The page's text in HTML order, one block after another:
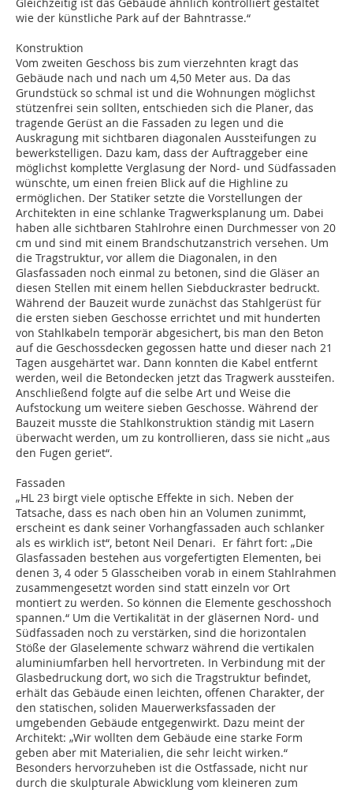
Gleichzeitig ist das Gebäude ähnlich kontrolliert gestaltet
wie der künstliche Park auf der Bahntrasse.“
Konstruktion
Vom zweiten Geschoss bis zum vierzehnten kragt das
Gebäude nach und nach um 4,50 Meter aus. Da das
Grundstück so schmal ist und die Wohnungen möglichst
stützenfrei sein sollten, entschieden sich die Planer, das
tragende Gerüst an die Fassaden zu legen und die
Auskragung mit sichtbaren diagonalen Aussteifungen zu
bewerkstelligen. Dazu kam, dass der Auftraggeber eine
möglichst komplette Verglasung der Nord- und Südfassaden
wünschte, um einen freien Blick auf die Highline zu
ermöglichen. Der Statiker setzte die Vorstellungen der
Architekten in eine schlanke Tragwerksplanung um. Dabei
haben alle sichtbaren Stahlrohre einen Durchmesser von 20
cm und sind mit einem Brandschutzanstrich versehen. Um
die Tragstruktur, vor allem die Diagonalen, in den
Glasfassaden noch einmal zu betonen, sind die Gläser an
diesen Stellen mit einem hellen Siebduckraster bedruckt.
Während der Bauzeit wurde zunächst das Stahlgerüst für
die ersten sieben Geschosse errichtet und mit hunderten
von Stahlkabeln temporär abgesichert, bis man den Beton
auf die Geschossdecken gegossen hatte und dieser nach 21
Tagen ausgehärtet war. Dann konnten die Kabel entfernt
werden, weil die Betondecken jetzt das Tragwerk aussteifen.
Anschließend folgte auf die selbe Art und Weise die
Aufstockung um weitere sieben Geschosse. Während der
Bauzeit musste die Stahlkonstruktion ständig mit Lasern
überwacht werden, um zu kontrollieren, dass sie nicht „aus
den Fugen geriet“.
Fassaden
„HL 23 birgt viele optische Effekte in sich. Neben der
Tatsache, dass es nach oben hin an Volumen zunimmt,
erscheint es dank seiner Vorhangfassaden auch schlanker
als es wirklich ist“, betont Neil Denari. Er fährt fort: „Die
Glasfassaden bestehen aus vorgefertigten Elementen, bei
denen 3, 4 oder 5 Glasscheiben vorab in einem Stahlrahmen
zusammengesetzt worden sind statt einzeln vor Ort
montiert zu werden. So können die Elemente geschosshoch
spannen.“ Um die Vertikalität in der gläsernen Nord- und
Südfassaden noch zu verstärken, sind die horizontalen
Stöße der Glaselemente schwarz während die vertikalen
aluminiumfarben hell hervortreten. In Verbindung mit der
Glasbedruckung dort, wo sich die Tragstruktur befindet,
erhält das Gebäude einen leichten, offenen Charakter, der
den statischen, soliden Mauerwerksfassaden der
umgebenden Gebäude entgegenwirkt. Dazu meint der
Architekt: „Wir wollten dem Gebäude eine starke Form
geben aber mit Materialien, die sehr leicht wirken.“
Besonders hervorzuheben ist die Ostfassade, nicht nur
durch die skulpturale Abwicklung vom kleineren zum